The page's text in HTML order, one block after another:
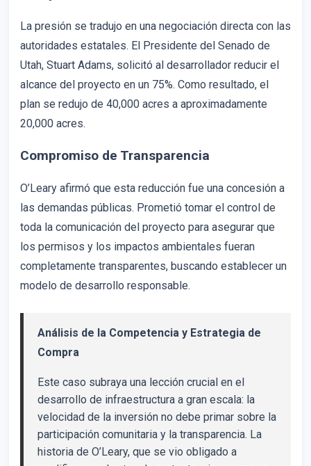
La presión se tradujo en una negociación directa con las
autoridades estatales. El Presidente del Senado de
Utah, Stuart Adams, solicitó al desarrollador reducir el
alcance del proyecto en un 75%. Como resultado, el
plan se redujo de 40,000 acres a aproximadamente
20,000 acres.
Compromiso de Transparencia
O’Leary afirmó que esta reducción fue una concesión a
las demandas públicas. Prometió tomar el control de
toda la comunicación del proyecto para asegurar que
los permisos y los impactos ambientales fueran
completamente transparentes, buscando establecer un
modelo de desarrollo responsable.
Análisis de la Competencia y Estrategia de
Compra
Este caso subraya una lección crucial en el
desarrollo de infraestructura a gran escala: la
velocidad de la inversión no debe primar sobre la
participación comunitaria y la transparencia. La
historia de O’Leary, que se vio obligado a